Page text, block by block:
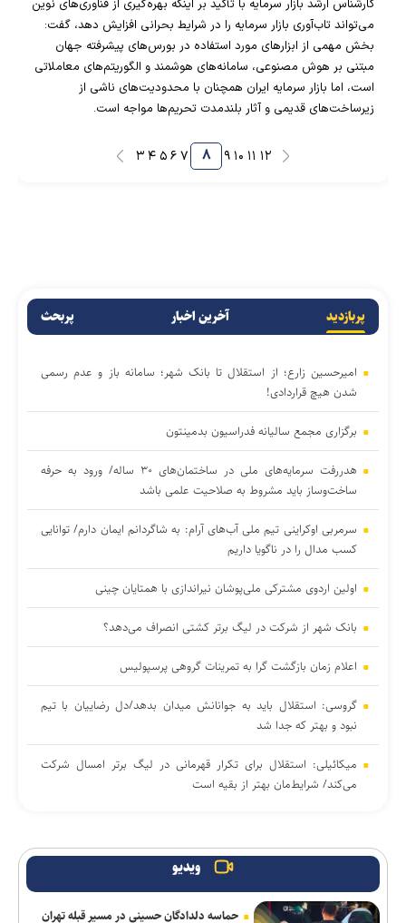
کارشناس ارشد بازار سرمایه با تأکید بر اینکه بهره‌گیری از فناوری‌های نوین
می‌تواند تاب‌آوری بازار سرمایه را در شرایط بحرانی افزایش دهد، گفت:
بخش مهمی از ابزارهای مورد استفاده در بورس‌های پیشرفته جهان
مبتنی بر هوش مصنوعی، سامانه‌های هوشمند و الگوریتم‌های معاملاتی
است، اما بازار سرمایه ایران همچنان با محدودیت‌های ناشی از
زیرساخت‌های قدیمی و آثار بلندمدت تحریم‌ها مواجه است.
۳ ۴ ۵ ۶ ۷ ۸ ۹ ۱۰ ۱۱ ۱۲
پربازدید آخرین اخبار پربحث
امیرحسین زارع؛ از استقلال تا بانک شهر؛ سامانه‌ باز و عدم رسمی
شدن هیچ قراردادی!
برگزاری مجمع سالیانه فدراسیون بدمینتون
هدررفت سرمایه‌های ملی در ساختمان‌های ۳۰ ساله/ ورود به حرفه
ساخت‌وساز باید مشروط به صلاحیت علمی باشد
سرمربی اوکراینی تیم ملی آب‌های آرام: به شاگردانم ایمان دارم/ توانایی
کسب مدال را در ناگویا داریم
اولین اردوی مشترکی ملی‌پوشان نیراندازی با همتایان چینی
بانک شهر از شرکت در لیگ برتر کشتی انصراف می‌دهد؟
اعلام زمان بازگشت گرا به تمرینات گروهی پرسپولیس
گروسی: استقلال باید به جوانانش میدان بدهد/دل رضاییان با تیم
نبود و بهتر که جدا شد
میکائیلی: استقلال برای تکرار قهرمانی در لیگ برتر امسال شرکت
می‌کند/ شرایط‌مان بهتر از بقیه است
می‌شود؟
می‌شود/ نباید انتظار بیهوده‌ای ایجاد کنیم
ویدیو
حماسه دلدادگان حسینی در مسیر قبله تهران